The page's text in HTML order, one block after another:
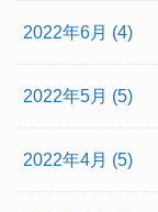
2022年6月 (4)
2022年5月 (5)
2022年4月 (5)